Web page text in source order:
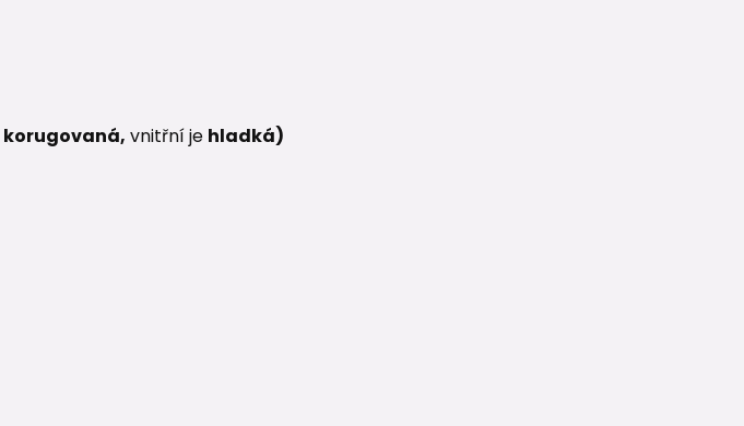
korugovaná, vnitřní je hladká)